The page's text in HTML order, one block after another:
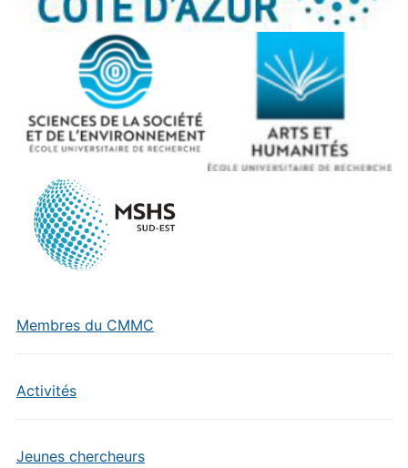
Membres du CMMC
Activités
Jeunes chercheurs